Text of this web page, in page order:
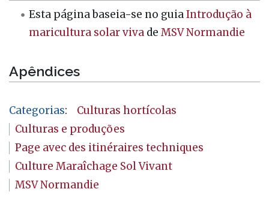
Esta página baseia-se no guiaIntrodução à
maricultura solar viva deMSV Normandie
Apêndices
Categorias:
Culturas hortícolas
Culturas e produções
Page avec des itinéraires techniques
Culture Maraîchage Sol Vivant
MSV Normandie